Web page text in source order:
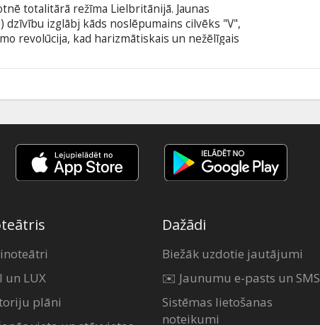
totalitārā režīma Lielbritānijā. Jaunas
izglābj kāds noslēpumains cilvēks "V",
revolūcija, kad harizmātiskais un nežēlīgais
kanālus, aicinot pilsoņus sacelties pret
kas slēpjas aiz ļauni smīnošās maskas, viņa
un LUX
plāni
Dažādi
Biežāk uzdotie jautājumi
✉️ Jaunumu e-pasts un SMS
Sistēmas lietošanas
noteikumi